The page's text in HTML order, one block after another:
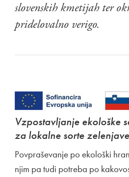
slovenskih kmetijah ter
pridelovalno verigo.
Vzpostavljanje ekološke
za lokalne sorte zelenjave
Povpraševanje po ekološki
njim pa tudi potreba po